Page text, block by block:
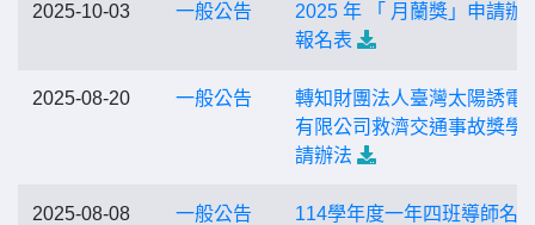
2025-10-03 一般公告
2025 年 「 月蘭獎」申請辦
報名表
2025-08-20 一般公告
轉知財團法人臺灣太陽誘電
有限公司救濟交通事故獎學
請辦法
2025-08-08 一般公告
114學年度一年四班導師名